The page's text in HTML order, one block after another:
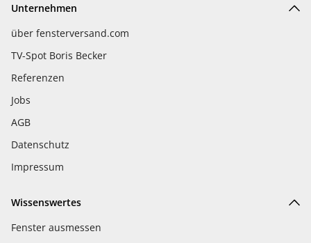
Unternehmen
über fensterversand.com
TV-Spot Boris Becker
Referenzen
Jobs
AGB
Datenschutz
Impressum
Wissenswertes
Fenster ausmessen